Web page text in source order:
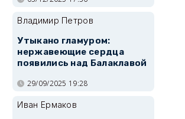
Владимир Петров
Утыкано гламуром:
нержавеющие сердца
появились над Балаклавой
29/09/2025 19:28
Иван Ермаков